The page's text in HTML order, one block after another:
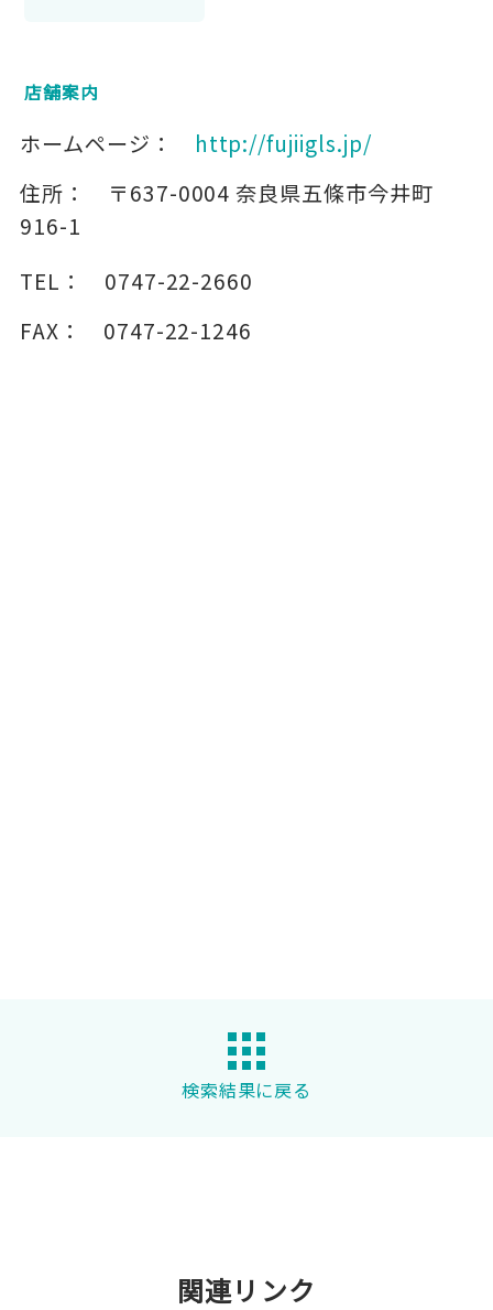
店舗案内
ホームページ：
http://fujiigls.jp/
住所：
〒637-0004 奈良県五條市今井町
916-1
TEL：
0747-22-2660
FAX：
0747-22-1246
検索結果に戻る
関連リンク